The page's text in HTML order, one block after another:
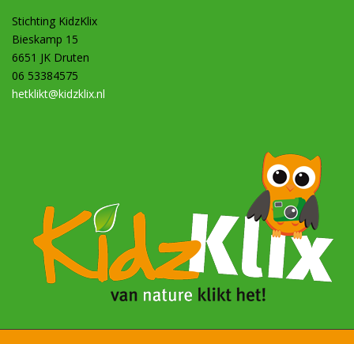
Stichting KidzKlix
Bieskamp 15
6651 JK Druten
06 53384575
hetklikt@kidzklix.nl